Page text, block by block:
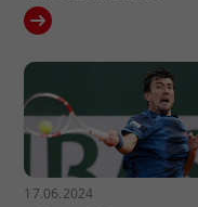
17.06.2024